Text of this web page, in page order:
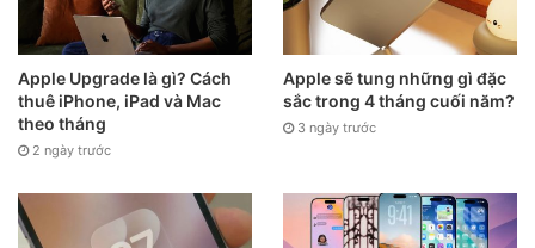
Apple Upgrade là gì? Cách
thuê iPhone, iPad và Mac
theo tháng
2 ngày trước
Apple sẽ tung những gì đặc
sắc trong 4 tháng cuối năm?
3 ngày trước